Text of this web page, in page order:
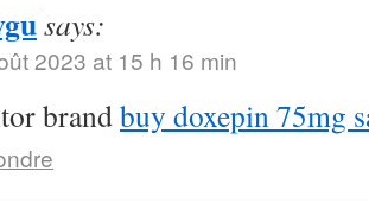
says:
2023 at 15 h 16 min
brandbuy doxepin 75mg